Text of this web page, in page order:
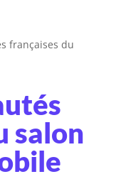
françaises du
salon